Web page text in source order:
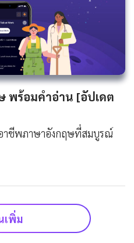
พร้อมคำอ่าน [อัปเดต
าชีพภาษาอังกฤษที่สมบูรณ์
เพิ่ม